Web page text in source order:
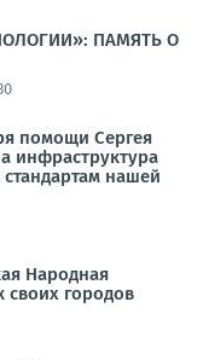
ПАМЯТЬ О
помощи Сергея
инфраструктура
нашей
Народная
своих городов